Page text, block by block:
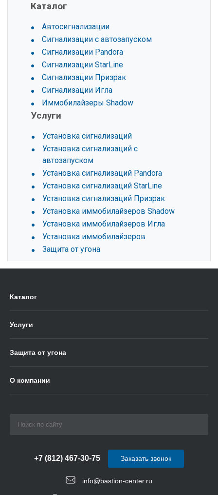
Каталог
Автосигнализации
Сигнализации с автозапуском
Сигнализации Pandora
Сигнализации StarLine
Сигнализации Призрак
Сигнализации Игла
Иммобилайзеры Shadow
Услуги
Установка сигнализаций
Установка сигнализаций с
автозапуском
Установка сигнализаций Pandora
Установка сигнализаций StarLine
Установка сигнализаций Призрак
Установка иммобилайзеров Shadow
Установка иммобилайзеров Игла
Установка иммобилайзеров
Защита от угона
Каталог
Услуги
Защита от угона
О компании
+7 (812) 467-30-75
info@bastion-center.ru
Заказать звонок